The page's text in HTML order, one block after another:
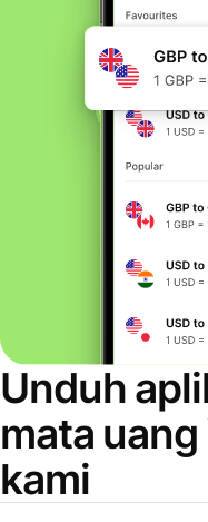
Unduh
mata
kami